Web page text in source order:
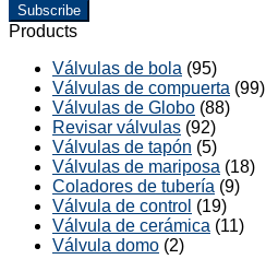
Subscribe
Products
Válvulas de bola (95)
Válvulas de compuerta (99)
Válvulas de Globo (88)
Revisar válvulas (92)
Válvulas de tapón (5)
Válvulas de mariposa (18)
Coladores de tubería (9)
Válvula de control (19)
Válvula de cerámica (11)
Válvula domo (2)